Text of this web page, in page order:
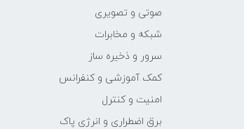
صوتی و تصویری
شبکه و مخابرات
سرور و ذخیره ساز
کمک آموزشی و کنفرانس
امنیت و کنترل
برق اضطراری و انرژی پاک